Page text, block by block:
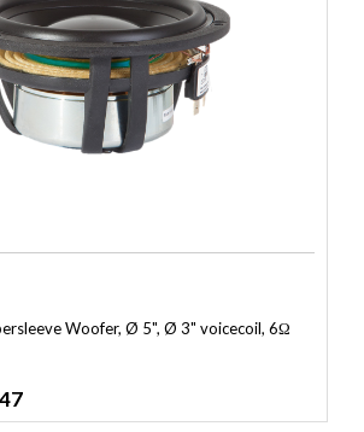
Woofer, Ø 5", Ø 3" voicecoil, 6Ω